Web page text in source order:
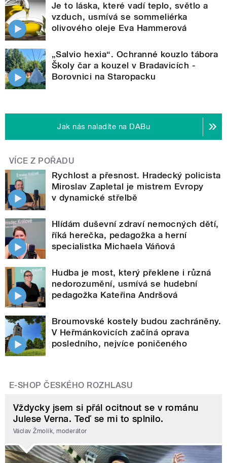
Je to láska, které vadí teplo, světlo a
vzduch, usmívá se sommeliérka
olivového oleje Eva Hammerová
„Salvio hexia“. Ochranné kouzlo tábora
Školy čar a kouzel v Bradavicích -
Borovnici na Staropacku
Jak nás naladíte na DABu
VÍCE Z POŘADU
Rychlost a přesnost. Hradecký policista
Miroslav Zapletal je mistrem Evropy
v dynamické střelbě
Hlídám duševní zdraví nemocných dětí,
říká herečka, pedagožka a herní
specialistka Michaela Váňová
Hudba je most, který překlene i různá
nedorozumění, usmívá se hudební
pedagožka Kateřina Andršová
Broumovské kostely budou zachráněny.
V Heřmánkovicích začíná oprava
posledního, nejvíce poničeného
E-SHOP ČESKÉHO ROZHLASU
Vždycky jsem si přál ocitnout se v románu
Julese Verna. Teď se mi to splnilo.
Václav Žmolík, moderátor